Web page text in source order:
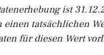
ist
einen tatsächlichen
für diesen Wert